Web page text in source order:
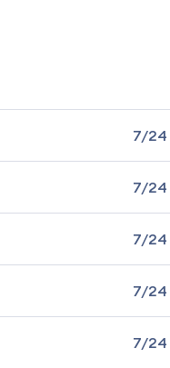
7/24
7/24
7/24
7/24
7/24